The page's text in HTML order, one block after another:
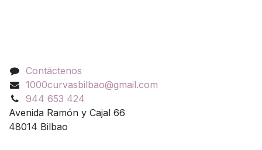
Contáctenos
1000curvasbilbao@gmail.com
944 653 424
Avenida Ramón y Cajal 66
48014 Bilbao